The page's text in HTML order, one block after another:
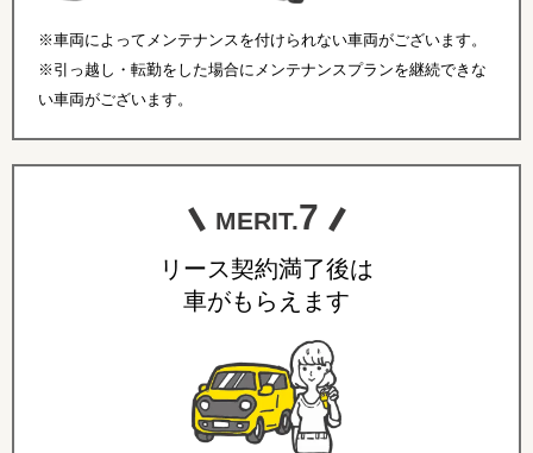
※車両によってメンテナンスを付けられない車両がございます。
※引っ越し・転勤をした場合にメンテナンスプランを継続できな
い車両がございます。
MERIT.7
リース契約満了後は
車がもらえます